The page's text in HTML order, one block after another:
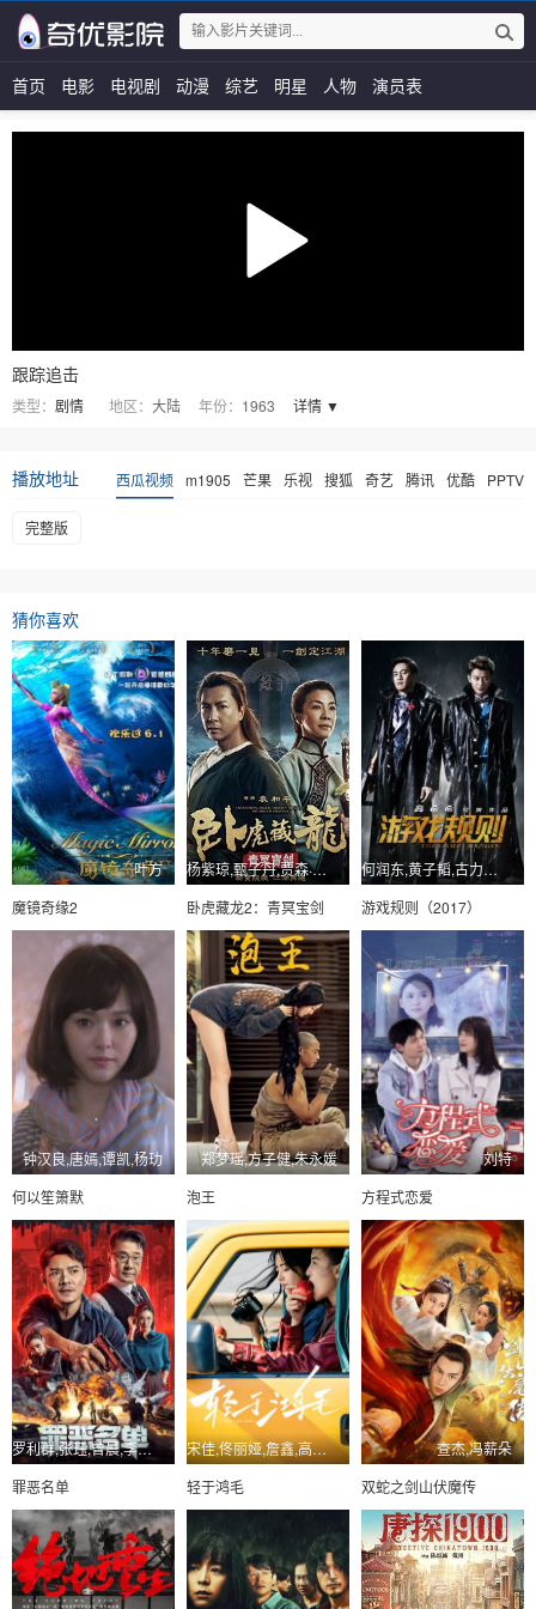
首页 电影 电视剧 动漫 综艺 明星 人物 演员表
跟踪追击
类型： 剧情 地区： 大陆 年份： 1963 详情 ▼
播放地址 西瓜视频 m1905 芒果 乐视 搜狐 奇艺 腾讯 优酷 PPTV
完整版
猜你喜欢
叶方
魔镜奇缘2
杨紫琼,甄子丹,贾森·斯科特·李,夏梓桐
卧虎藏龙2：青冥宝剑
何润东,黄子韬,古力娜扎,王学圻
游戏规则（2017）
钟汉良,唐嫣,谭凯,杨玏
何以笙箫默
郑梦瑶,方子健,朱永媛
泡王
刘特
方程式恋爱
罗利群,张珏,曾晨,李牧芸,马聿泽,李相炫,张惠峰
罪恶名单
宋佳,佟丽娅,詹鑫,高舒乔,赵淑珍,范湉湉,李晓川
轻于鸿毛
查杰,冯薪朵
双蛇之剑山伏魔传